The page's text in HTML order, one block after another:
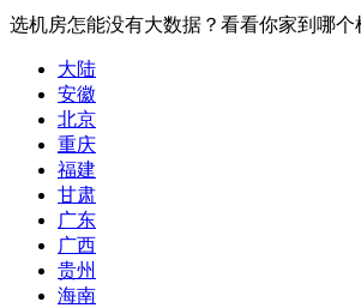
选机房怎能没有大数据？看看你家到哪个
大陆
安徽
北京
重庆
福建
甘肃
广东
广西
贵州
海南